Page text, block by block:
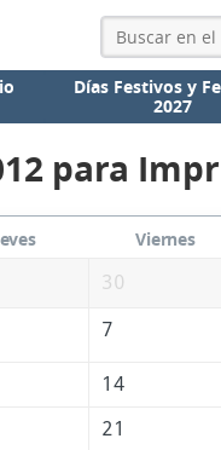
Días Festivos y
2027
para
Viernes
30
7
14
21